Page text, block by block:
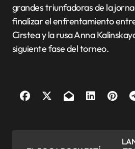
grandes triunfadoras de la
finalizar el enfrentamiento
Cirstea y la rusa Anna
siguiente fase del torneo.